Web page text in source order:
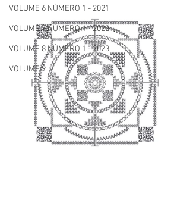
VOLUME 6 NÚMERO 1 - 2021
VOLUME 7 NÚMERO 1 - 2022
VOLUME 8 NÚMERO 1 - 2023
VOLUME 9